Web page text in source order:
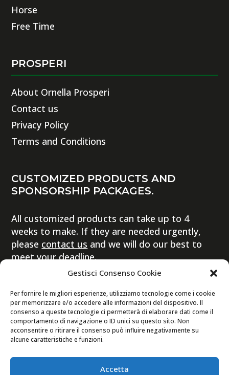
Gestisci Consenso Cookie
Per fornire le migliori esperienze, utilizziamo tecnologie come i cookie
per memorizzare e/o accedere alle informazioni del dispositivo. Il
consenso a queste tecnologie ci permetterà di elaborare dati come il
comportamento di navigazione o ID unici su questo sito. Non
acconsentire o ritirare il consenso può influire negativamente su
alcune caratteristiche e funzioni.
Accetta
Horse
Free Time
PROSPERI
About Ornella Prosperi
Contact us
Privacy Policy
Terms and Conditions
CUSTOMIZED PRODUCTS AND
SPONSORSHIP PACKAGES.
All customized products can take up to 4
weeks to make. If they are needed urgently,
please contact us and we will do our best to
meet your deadline.
© 2022 Copyright – Ornella Prosperi di Besana
S.r.l. | C.F./P.iva: 10412330960 | REA: MI-
2529511